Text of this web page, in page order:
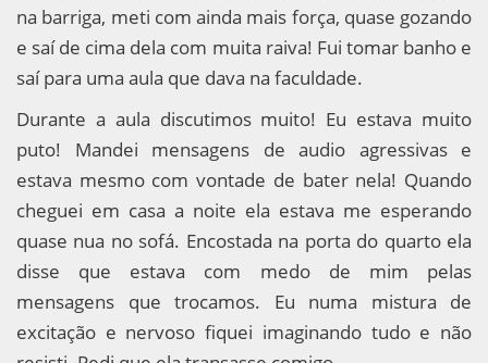
na barriga, meti com ainda mais força, quase gozando
e saí de cima dela com muita raiva! Fui tomar banho e
saí para uma aula que dava na faculdade.
Durante a aula discutimos muito! Eu estava muito
puto! Mandei mensagens de audio agressivas e
estava mesmo com vontade de bater nela! Quando
cheguei em casa a noite ela estava me esperando
quase nua no sofá. Encostada na porta do quarto ela
disse que estava com medo de mim pelas
mensagens que trocamos. Eu numa mistura de
excitação e nervoso fiquei imaginando tudo e não